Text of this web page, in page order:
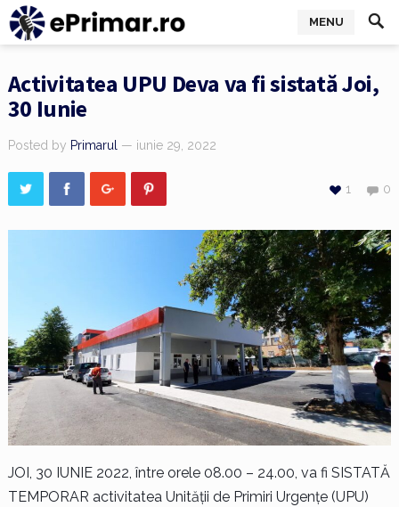
MENU
Activitatea UPU Deva va fi sistată Joi,
30 Iunie
Posted by Primarul — iunie 29, 2022
0
1
JOI, 30 IUNIE 2022, între orele 08.00 – 24.00, va fi SISTATĂ
TEMPORAR activitatea Unității de Primiri Urgențe (UPU)